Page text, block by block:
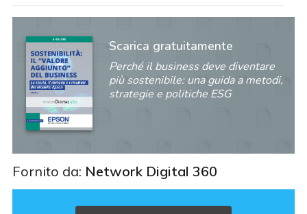
Scarica gratuitamente
Perché il business deve diventare
più sostenibile: una guida a metodi,
strategie e politiche ESG
Fornito da: Network Digital 360